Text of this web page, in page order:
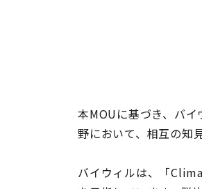
本MOUに基づき、バ
野において、相互の知
バイウィルは、「